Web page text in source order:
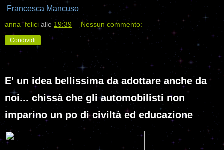
Francesca Mancuso
anna_felici alle 19:39 Nessun commento:
Condividi
E' un idea bellissima da adottare anche da
noi... chissà che gli automobilisti non
imparino un po di civiltà ed educazione